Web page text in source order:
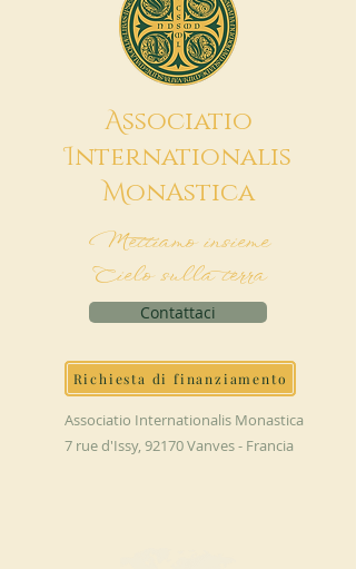
Associatio
Internationalis
MonAstica
Mettiamo insieme
Cielo sulla terra
Contattaci
Richiesta di finanziamento
Associatio Internationalis Monastica
7 rue d'Issy, 92170 Vanves - Francia